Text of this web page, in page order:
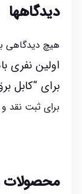
دیدگاهها
هیچ دیدگاهی
اولین نفری
برای “کابل
برای ثبت نقد
محصولات